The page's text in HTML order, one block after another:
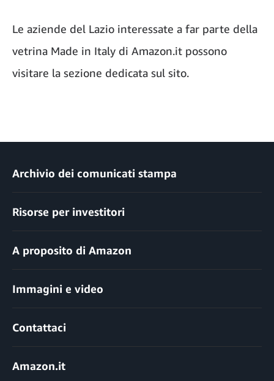
Le aziende del Lazio interessate a far parte della
vetrina Made in Italy di Amazon.it possono
visitare la sezione dedicata sul sito.
Archivio dei comunicati stampa
Risorse per investitori
A proposito di Amazon
Immagini e video
Contattaci
Amazon.it